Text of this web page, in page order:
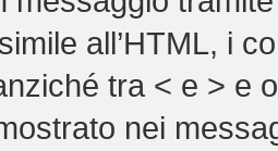
all’HTML, i
tra < e > e
nei